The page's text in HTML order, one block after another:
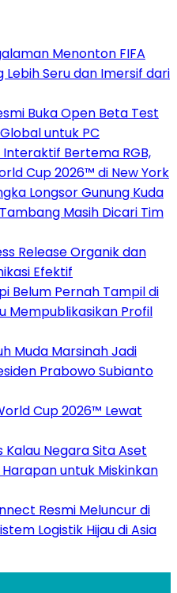
Menonton FIFA
Seru dan Imersif dari
Buka Open Beta Test
untuk PC
Bertema RGB,
Cup 2026™ di New York
Longsor Gunung Kuda
Masih Dicari Tim
Release Organik dan
Efektif
Belum Pernah Tampil di
Mempublikasikan Profil
Muda Marsinah Jadi
Prabowo Subianto
Cup 2026™ Lewat
Negara Sita Aset
untuk Miskinkan
Resmi Meluncur di
Logistik Hijau di Asia